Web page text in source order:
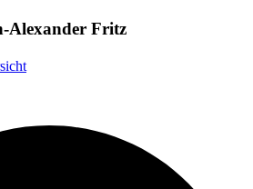
Alexander Fritz